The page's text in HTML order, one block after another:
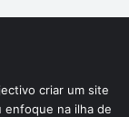
criar um site
na ilha de